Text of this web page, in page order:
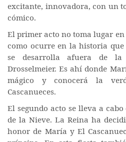
excitante, innovadora, con un
cómico.
El primer acto no toma lugar
como ocurre en la historia
se desarrolla afuera de la
Drosselmeier. Es ahí donde
mágico y conocerá la
Cascanueces.
El segundo acto se lleva a
de la Nieve. La Reina ha
honor de María y El